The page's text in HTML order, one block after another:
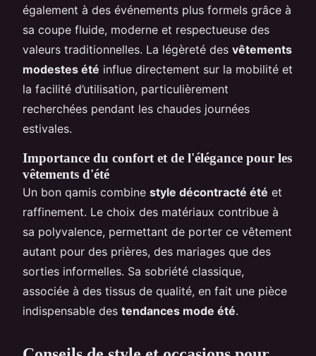
également à des événements plus formels grâce à
sa coupe fluide, moderne et respectueuse des
valeurs traditionnelles. La légèreté des vêtements
modestes été influe directement sur la mobilité et
la facilité d’utilisation, particulièrement
recherchées pendant les chaudes journées
estivales.
Importance du confort et de l'élégance pour les
vêtements d'été
Un bon qamis combine style décontracté été et
raffinement. Le choix des matériaux contribue à
sa polyvalence, permettant de porter ce vêtement
autant pour des prières, des mariages que des
sorties informelles. Sa sobriété classique,
associée à des tissus de qualité, en fait une pièce
indispensable des tendances mode été.